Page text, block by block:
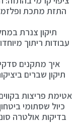
התזת מתכת
תיקון צנרת
עבודות ריתוך
איך מתקנים
תיקון שברים
אטימת פריצות
כיול שסתומי
בדיקות אולטרה